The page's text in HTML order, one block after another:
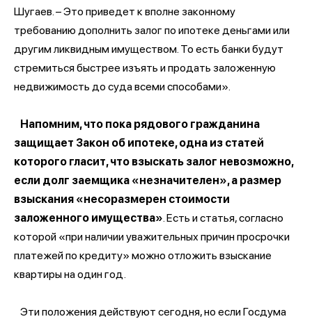
Шугаев. – Это приведет к вполне законному
требованию дополнить залог по ипотеке деньгами или
другим ликвидным имуществом. То есть банки будут
стремиться быстрее изъять и продать заложенную
недвижимость до суда всеми способами».
Напомним, что пока рядового гражданина
защищает Закон об ипотеке, одна из статей
которого гласит, что взыскать залог невозможно,
если долг заемщика «незначителен», а размер
взыскания «несоразмерен стоимости
заложенного имущества» . Есть и статья, согласно
которой «при наличии уважительных причин просрочки
платежей по кредиту» можно отложить взыскание
квартиры на один год.
Эти положения действуют сегодня, но если Госдума